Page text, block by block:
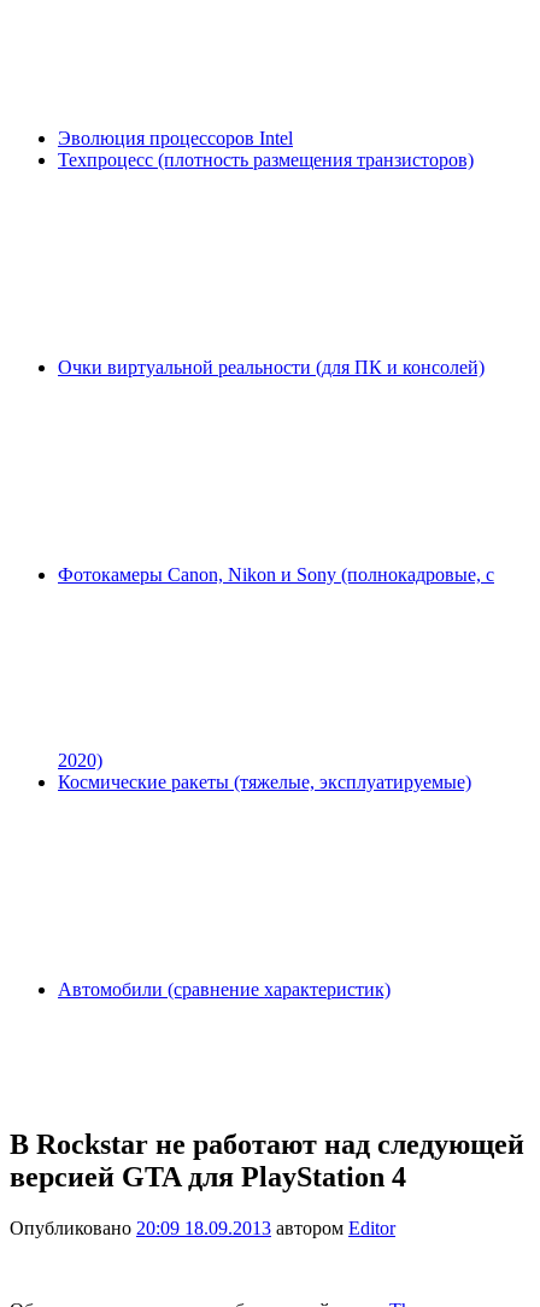
Эволюция процессоров Intel
Техпроцесс (плотность размещения транзисторов)
Очки виртуальной реальности (для ПК и консолей)
Фотокамеры Canon, Nikon и Sony (полнокадровые, с
2020)
Космические ракеты (тяжелые, эксплуатируемые)
Автомобили (сравнение характеристик)
В Rockstar не работают над следующей
версией GTA для PlayStation 4
Опубликовано 20:09 18.09.2013 автором Editor